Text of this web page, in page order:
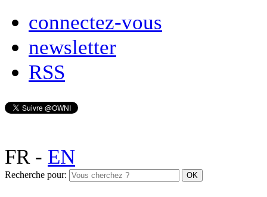
connectez-vous
newsletter
RSS
FR- EN
Recherche pour: